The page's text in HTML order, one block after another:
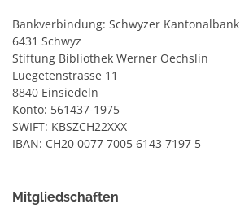
Bankverbindung: Schwyzer Kantonalbank
6431 Schwyz
Stiftung Bibliothek Werner Oechslin
Luegetenstrasse 11
8840 Einsiedeln
Konto: 561437-1975
SWIFT: KBSZCH22XXX
IBAN: CH20 0077 7005 6143 7197 5
Mitgliedschaften